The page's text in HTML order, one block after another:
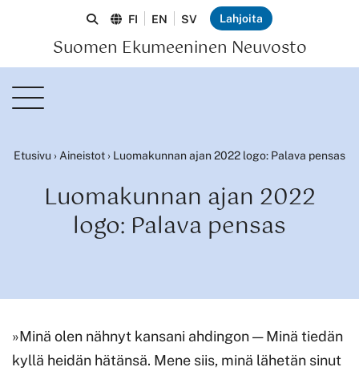
Suomen Ekumeeninen Neuvosto
FI EN SV Lahjoita
Etusivu › Aineistot › Luomakunnan ajan 2022 logo: Palava pensas
Luomakunnan ajan 2022
logo: Palava pensas
»Minä olen nähnyt kansani ahdingon — Minä tiedän
kyllä heidän hätänsä. Mene siis, minä lähetän sinut